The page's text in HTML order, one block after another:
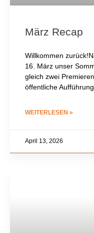
März Recap
Willkommen
16. März unser
gleich zwei
öffentliche Aufführung
WEITERLESEN »
April 13, 2026